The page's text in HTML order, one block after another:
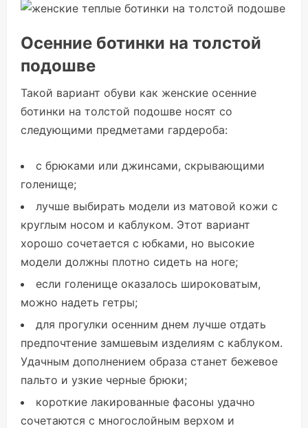
Осенние ботинки на толстой
подошве
Такой вариант обуви как женские осенние
ботинки на толстой подошве носят со
следующими предметами гардероба:
с брюками или джинсами, скрывающими
голенище;
лучше выбирать модели из матовой кожи с
круглым носом и каблуком. Этот вариант
хорошо сочетается с юбками, но высокие
модели должны плотно сидеть на ноге;
если голенище оказалось широковатым,
можно надеть гетры;
для прогулки осенним днем лучше отдать
предпочтение замшевым изделиям с каблуком.
Удачным дополнением образа станет бежевое
пальто и узкие черные брюки;
короткие лакированные фасоны удачно
сочетаются с многослойным верхом и